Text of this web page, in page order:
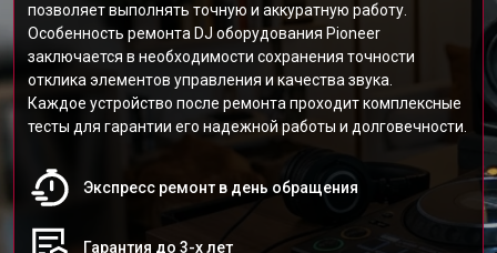
позволяет выполнять точную и аккуратную работу.
Особенность ремонта DJ оборудования Pioneer
заключается в необходимости сохранения точности
отклика элементов управления и качества звука.
Каждое устройство после ремонта проходит комплексные
тесты для гарантии его надежной работы и долговечности.
Экспресс ремонт в день обращения
Гарантия до 3-х лет